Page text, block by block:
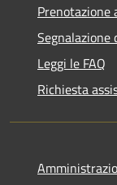
Prenotazione
Segnalazione
Leggi le FAQ
Richiesta